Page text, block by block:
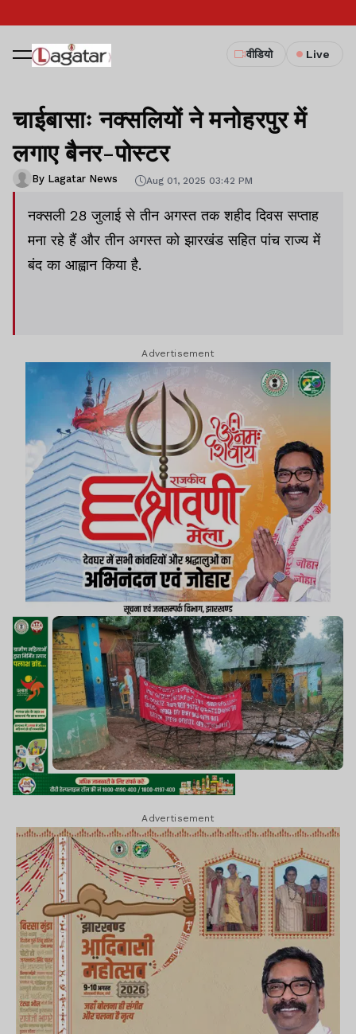
वीडियो Live
चाईबासाः नक्सलियों ने मनोहरपुर में
लगाए बैनर-पोस्टर
By Lagatar News Aug 01, 2025 03:42 PM
नक्सली 28 जुलाई से तीन अगस्त तक शहीद दिवस सप्ताह
मना रहे हैं और तीन अगस्त को झारखंड सहित पांच राज्य में
बंद का आह्वान किया है.
Advertisement
Advertisement